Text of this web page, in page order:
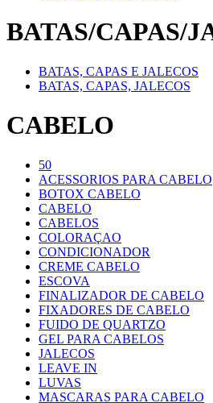
BATAS/CAPAS/
BATAS, CAPAS E JALECOS
BATAS, CAPAS, JALECOS
CABELO
50
ACESSORIOS PARA CABELO
BOTOX CABELO
CABELO
CABELOS
COLORAÇAO
CONDICIONADOR
CREME CABELO
ESCOVA
FINALIZADOR DE CABELO
FIXADORES DE CABELO
FUIDO DE QUARTZO
GEL PARA CABELOS
JALECOS
LEAVE IN
LUVAS
MASCARAS PARA CABELO